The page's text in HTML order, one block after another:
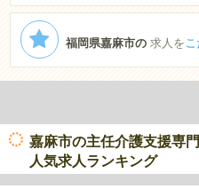
福岡県嘉麻市の求人をこ
嘉麻市の主任介護支援専
人気求人ランキング